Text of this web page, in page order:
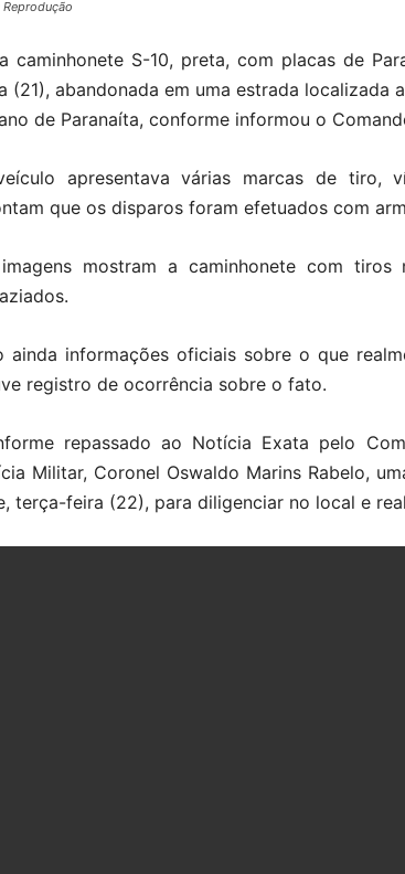
caminhonete S-10, preta, com placas de
(21), abandonada em uma estrada localizada
de Paranaíta, conforme informou o
apresentava várias marcas de tiro,
que os disparos foram efetuados com
mostram a caminhonete com
ainda informações oficiais sobre o que
registro de ocorrência sobre o fato.
repassado ao Notícia Exata pelo
Militar, Coronel Oswaldo Marins Rabelo,
terça-feira (22), para diligenciar no local e